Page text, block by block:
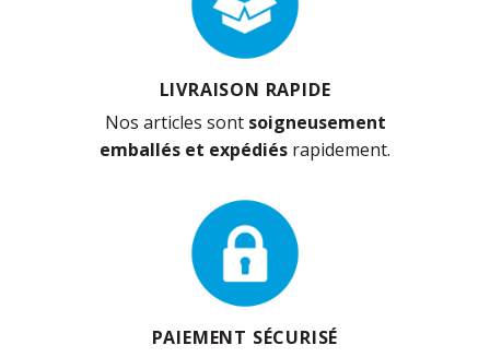
LIVRAISON RAPIDE
Nos articles sont soigneusement
emballés et expédiés rapidement.
PAIEMENT SÉCURISÉ